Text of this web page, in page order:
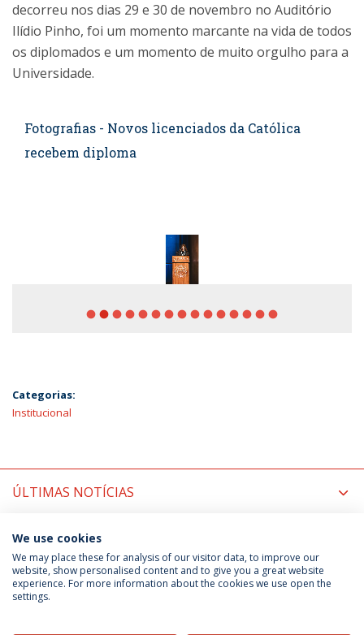
decorreu nos dias 29 e 30 de novembro no Auditório
Ilídio Pinho, foi um momento marcante na vida de todos
os diplomados e um momento de muito orgulho para a
Universidade.
Fotografias - Novos licenciados da Católica
recebem diploma
fiber_manual_record fiber_manual_record fiber_manual_record fiber_manual_record fiber_manual_record fiber_manual_record fiber_manual_record fiber_manual_record fiber_manual_record fiber_manual_record fiber_manual_record fiber_manual_record fiber_manual_record fiber_manual_record fiber_manual_record
Categorias:
Institucional
ÚLTIMAS NOTÍCIAS
PRÓXIMOS EVENTOS
Política de Privacidade
Termos & Condições
We use cookies
We may place these for analysis of our visitor data, to improve our
website, show personalised content and to give you a great website
experience. For more information about the cookies we use open the
settings.